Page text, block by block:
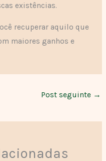
existências.
recuperar aquilo que
maiores ganhos e
Post seguinte →